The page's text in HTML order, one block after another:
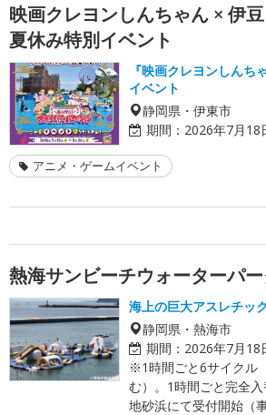
映画クレヨンしんちゃん × 伊
夏休み特別イベント
『映画クレヨンしんち
イベント
静岡県・伊東市
期間： 2026年7月18
アニメ・ゲームイベント
熱海サンビーチウォーターパ
海上の巨大アスレチック
静岡県・熱海市
期間： 2026年7月18
※1時間ごと6サイクル
む）。1時間ごと完全
地砂浜にて受付開始（